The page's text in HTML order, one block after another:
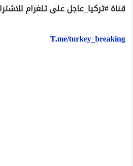
قناة #تركيا_عاجل على تلغرام
T.me/turkey_breaking